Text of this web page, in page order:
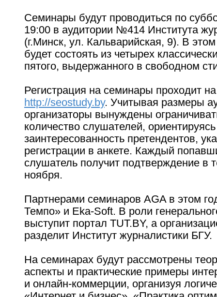
Семинары будут проводиться по
19:00 в аудитории №414 Института
(г.Минск, ул. Кальварийская, 9). В
будет состоять из четырех
пятого, выдержанного в свободном
Регистрация на семинары проходит
http://seostudy.by. Учитывая размеры
организаторы вынуждены
количество слушателей,
заинтересованность претендентов,
регистрации в анкете. Каждый
слушатель получит подтверждение в
ноября.
Партнерами семинаров AGA в этом
Темпо» и Eka-Soft. В роли
выступит портал TUT.BY, а
разделит Институт журналистики БГУ.
На семинарах будут рассмотрены
аспекты и практические примеры
и онлайн-коммерции, организуя